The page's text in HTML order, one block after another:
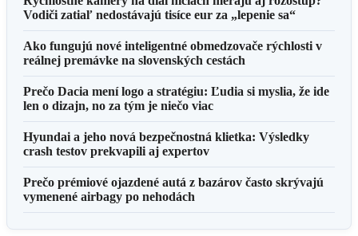
Vodiči zatiaľ nedostávajú tisíce eur za „lepenie sa“
Ako fungujú nové inteligentné obmedzovače rýchlosti v
reálnej premávke na slovenských cestách
Prečo Dacia mení logo a stratégiu: Ľudia si myslia, že ide
len o dizajn, no za tým je niečo viac
Hyundai a jeho nová bezpečnostná klietka: Výsledky
crash testov prekvapili aj expertov
Prečo prémiové ojazdené autá z bazárov často skrývajú
vymenené airbagy po nehodách